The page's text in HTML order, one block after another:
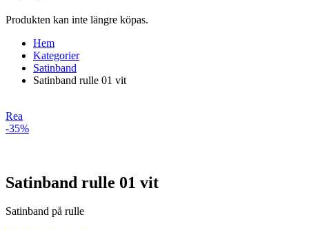
Produkten kan inte längre köpas.
Hem
Kategorier
Satinband
Satinband rulle 01 vit
Rea
-35%
Satinband rulle 01 vit
Satinband på rulle